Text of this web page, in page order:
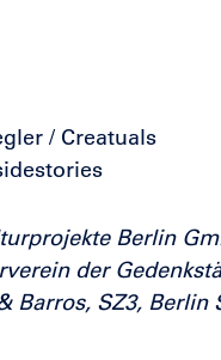
/ Creatuals
Berlin
der
Barros, SZ3, Berlin